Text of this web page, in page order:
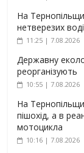
На
нетверезих
11:25 | 7.08.2026
Державну
реорганізують
10:55 | 7.08.2026
На
пішохід, а в
мотоцикла
10:16 | 7.08.2026